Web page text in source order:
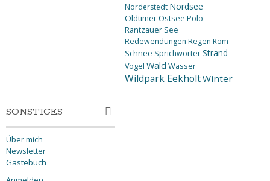
Norderstedt Nordsee
OldtimerOstsee Polo
Rantzauer See
Redewendungen Regen Rom
Schnee SprichwörterStrand
Vogel Wald Wasser
Wildpark EekholtWinter
SONSTIGES
Über mich
Newsletter
Gästebuch